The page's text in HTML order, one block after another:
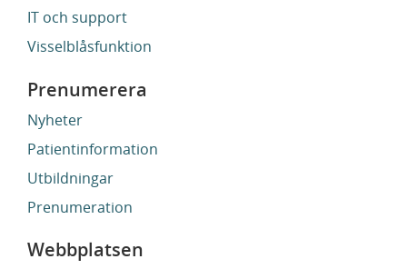
IT och support
Visselblåsfunktion
Prenumerera
Nyheter
Patientinformation
Utbildningar
Prenumeration
Webbplatsen